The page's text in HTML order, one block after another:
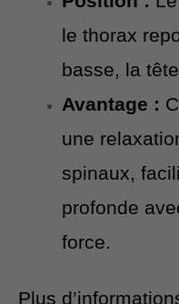
le thorax
basse, la
Avantage :
une
spinaux,
profonde
force.
Plus